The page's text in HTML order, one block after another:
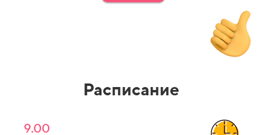
Расписание
9.00